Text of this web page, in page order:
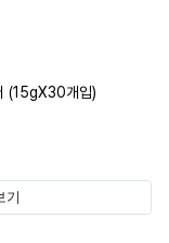
(15gX30개입)
기